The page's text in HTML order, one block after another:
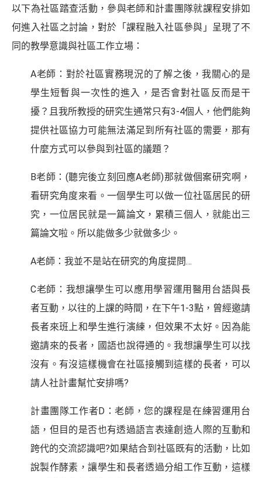
以下為社區踏查活動，參與老師和計畫團隊就課程安排如
何進入社區之討論，對於「課程融入社區參與」呈現了不
同的教學意識與社區工作立場：
A老師：對於社區實務現況的了解之後，我關心的是
學生短暫與一次性的進入，是否會對社區反而是干
擾？且我所教授的研究生通常只有3-4個人，他們能夠
提供社區協力可能無法滿足到所有社區的需要，那有
什麼方式可以參與到社區的議題？
B老師：(聽完後立刻回應A老師)那就做個案研究啊，
看研究角度來看。一個學生可以做一位社區居民的研
究，一位居民就是一篇論文，累積三個人，就能出三
篇論文啦。所以能做多少就做多少。
A老師：我並不是站在研究的角度提問…
C老師：我想讓學生可以應用學習運用醫用台語與長
者互動，以往的上課的時間，在下午1-3點，曾經邀請
長者來班上和學生進行演練，但效果不太好。因為能
邀請來的長者，國語也說得通的。我想讓學生可以找
沒有。有沒這樣機會在社區接觸到這樣的長者，可以
請人社計畫幫忙安排嗎?
計畫團隊工作者D：老師，您的課程是在練習運用台
語，但目的是否也有透過語言表達創造人際的互動和
跨代的交流認識吧?如果結合到社區既有的活動，比如
說製作酵素，讓學生和長者透過分組工作互動，這樣